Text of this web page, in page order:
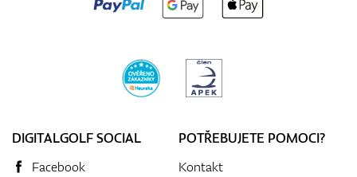
DIGITALGOLF SOCIAL
Facebook
POTŘEBUJETE POMOCI?
Kontakt